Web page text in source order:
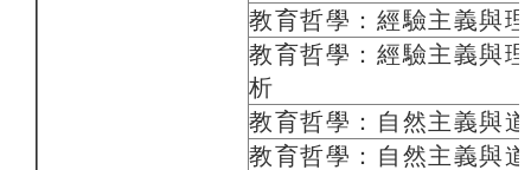
教育哲學：經驗主義與
教育哲學：經驗主義與
析
教育哲學：自然主義與
教育哲學：自然主義與